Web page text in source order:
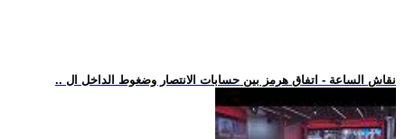
.. نقاش الساعة - اتفاق هرمز بين حسابات الانتصار وضغوط الداخل ال